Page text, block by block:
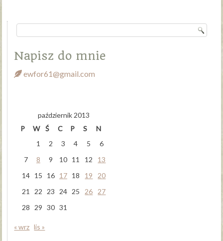
Napisz do mnie
ewfor61@gmail.com
październik 2013
P
W Ś C P S
N
1
2 3 4 5
6
7
8 9 10 11 12
13
14 15 16 17 18 19
20
21
22 23 24 25 26
27
28
29 30 31
« wrz lis »